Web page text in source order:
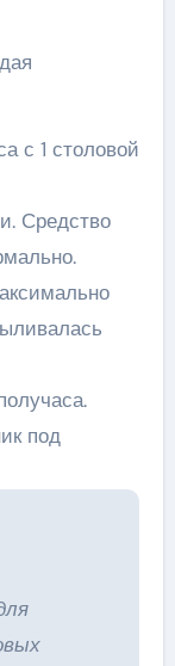
с 1 столовой
Средство
под